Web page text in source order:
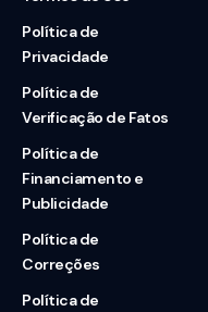
Política de
Privacidade
Política de
Verificação de Fatos
Política de
Financiamento e
Publicidade
Política de
Correções
Política de